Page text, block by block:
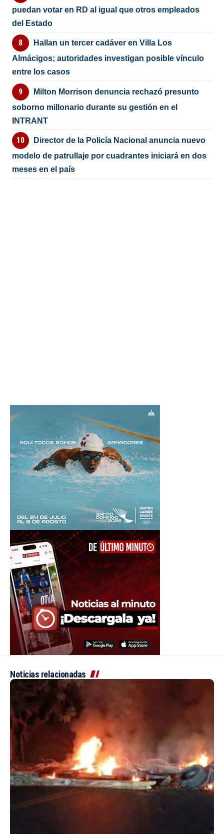
puedan votar en RD al igual que otros empleados
del Estado
Hallan un tercer cadáver en Villa Los
Almácigos; autoridades investigan posible vínculo
entre los casos
Milton Morrison denuncia rechazó presunto
soborno millonario durante su gestión en el
INTRANT
Director de la Policía Nacional anuncia nuevo
modelo de patrullaje por cuadrantes iniciará en dos
meses en el país
Noticias relacionadas